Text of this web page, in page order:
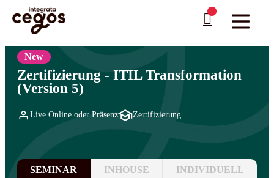
Skip to main content
Sie sind hier:Startseite Professionelle Weiterbildung & Schulungen in Deutschland
Governance: Normen & Standards
New
Zertifizierung - ITIL Transformation
(Version 5)
Live Online oder Präsenz Zertifizierung
SEMINAR INHOUSE INDIVIDUELL